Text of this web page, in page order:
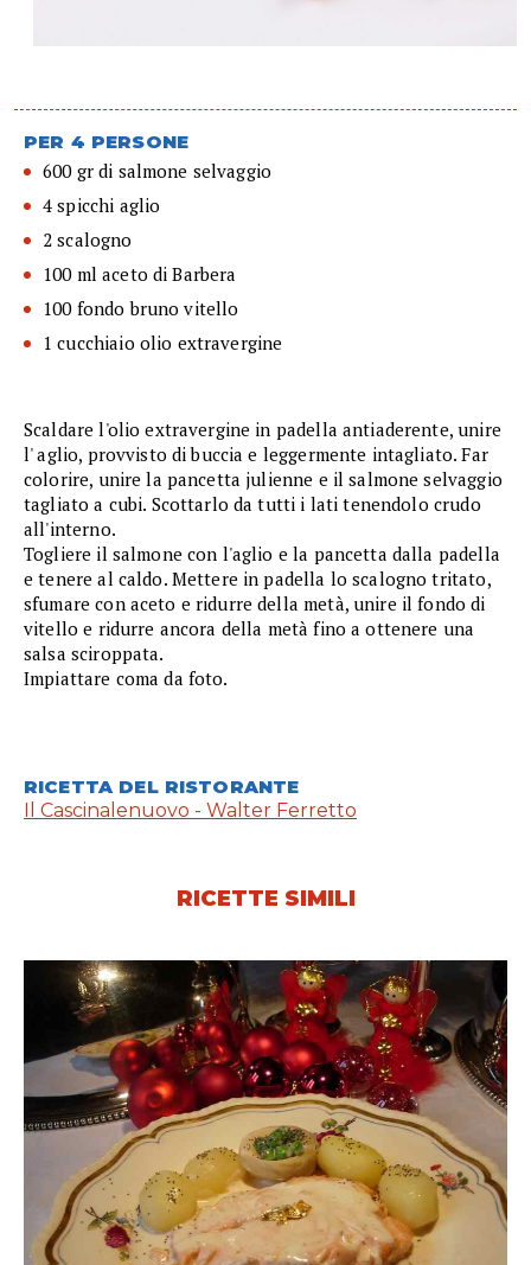
PER 4 PERSONE
600 gr di salmone selvaggio
4 spicchi aglio
2 scalogno
100 ml aceto di Barbera
100 fondo bruno vitello
1 cucchiaio olio extravergine
Scaldare l'olio extravergine in padella antiaderente, unire
l' aglio, provvisto di buccia e leggermente intagliato. Far
colorire, unire la pancetta julienne e il salmone selvaggio
tagliato a cubi. Scottarlo da tutti i lati tenendolo crudo
all'interno.
Togliere il salmone con l'aglio e la pancetta dalla padella
e tenere al caldo. Mettere in padella lo scalogno tritato,
sfumare con aceto e ridurre della metà, unire il fondo di
vitello e ridurre ancora della metà fino a ottenere una
salsa sciroppata.
Impiattare coma da foto.
RICETTA DEL RISTORANTE
Il Cascinalenuovo - Walter Ferretto
RICETTE SIMILI